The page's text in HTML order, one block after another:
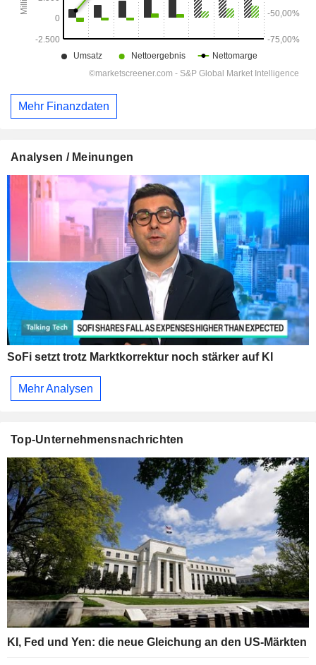
Mehr Finanzdaten
Analysen / Meinungen
SoFi setzt trotz Marktkorrektur noch stärker auf KI
Mehr Analysen
Top-Unternehmensnachrichten
KI, Fed und Yen: die neue Gleichung an den US-Märkten